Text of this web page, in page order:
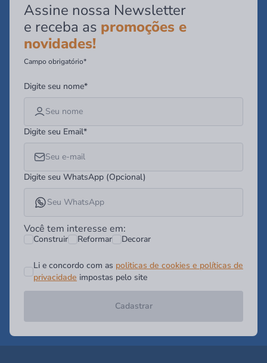
Assine nossa Newsletter
e receba as promoções e
novidades!
Campo obrigatório*
Digite seu nome*
Digite seu Email*
Digite seu WhatsApp (Opcional)
Você tem interesse em:
Construir Reformar Decorar
Li e concordo com as politicas de cookies e políticas de
privacidade impostas pelo site
Cadastrar